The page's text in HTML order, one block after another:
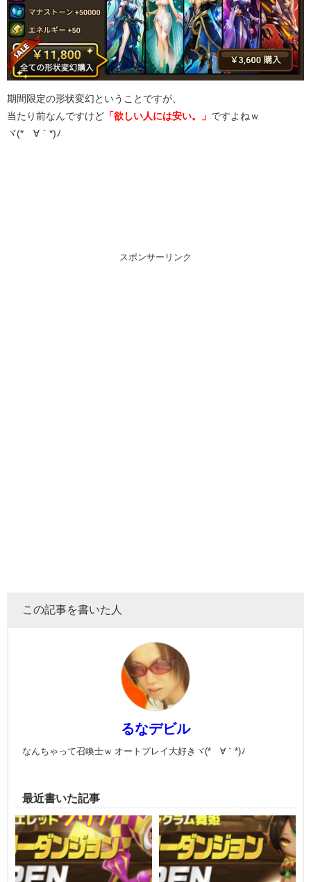
期間限定の形状変幻ということですが、
当たり前なんですけど 「欲しい人には安い。」 ですよねｗ
ヾ(*´∀｀*)ﾉ
スポンサーリンク
この記事を書いた人
るなデビル
なんちゃって召喚士ｗ オートプレイ大好きヾ(*´∀｀*)ﾉ
最近書いた記事